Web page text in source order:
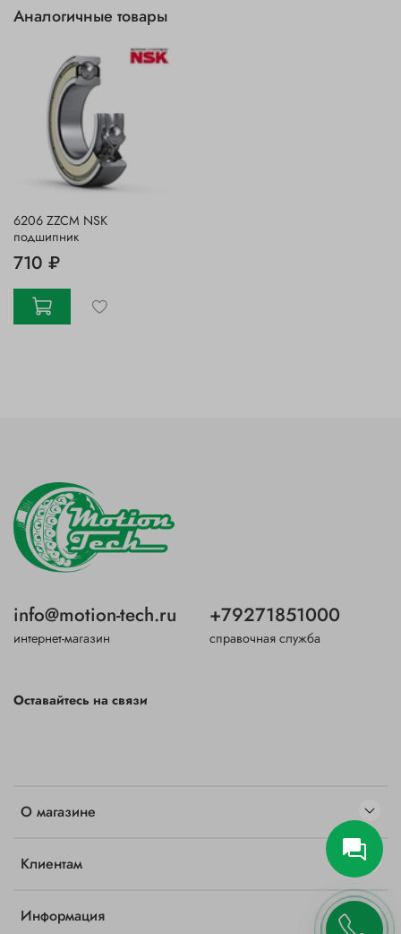
Аналогичные товары
6206 ZZCM NSK
подшипник
710 ₽
О магазине
Клиентам
Информация
info@motion-tech.ru
интернет-магазин
+79271851000
справочная служба
Оставайтесь на связи